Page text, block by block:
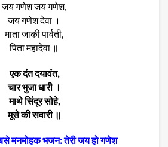
जय गणेश जय गणेश,
जय गणेश देवा ।
माता जाकी पार्वती,
पिता महादेवा ॥
एक दंत दयावंत,
चार भुजा धारी ।
माथे सिंदूर सोहे,
मूसे की सवारी ॥
मनमोहक भजन: तेरी जय हो गणेश